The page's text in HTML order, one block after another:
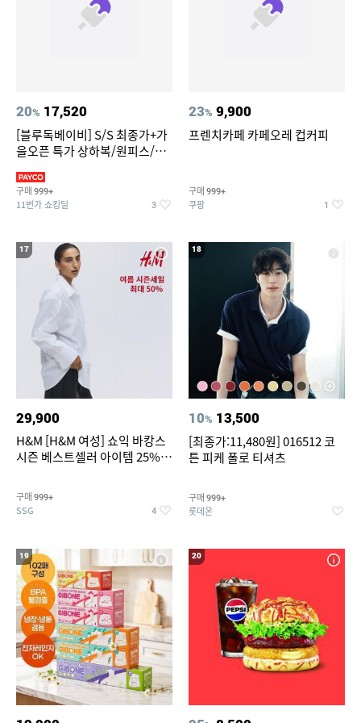
20% 17,520
[블루독베이비] S/S 최종가+가
을오픈 특가 상하복/원피스/내
구매 999+
11번가 쇼킹딜 3
23% 9,900
프렌치카페 카페오레 컵커피
구매 999+
쿠팡 1
17
29,900
H&M [H&M 여성] 쇼익 바캉스
시즌 베스트셀러 아이템 25%
구매 999+
SSG 4
18
10% 13,500
[최종가:11,480원] 016512 코
튼 피케 폴로 티셔츠
구매 999+
롯데온
19 20